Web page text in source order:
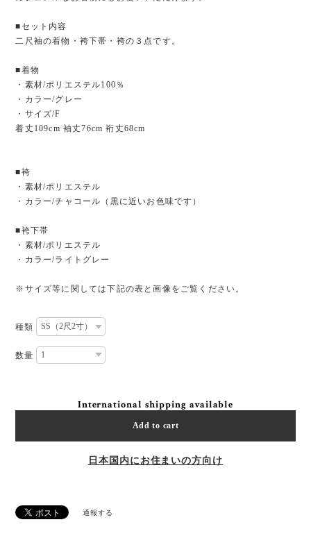
■セット内容
二尺袖の着物・袴下帯・袴の３点です。
■着物
・素材/ポリエステル100％
・カラー/グレー
・サイズ/F
着丈109cm 袖丈76cm 裄丈68cm
■袴
・素材/ポリエステル
・カラー/チャコール（黒に近いお色味です）
■袴下帯
・素材/ポリエステル
・カラー/ライトグレー
※サイズ等に関しては下記の表と画像をご覧ください。
種類
数量
International shipping available
Add to cart
日本国内にお住まいの方向け
通報する